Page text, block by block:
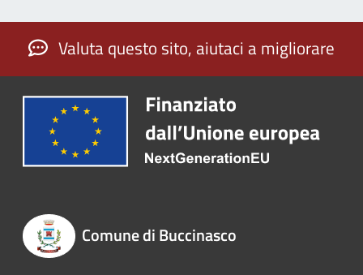
Valuta questo sito, aiutaci a migliorare
Comune di Buccinasco